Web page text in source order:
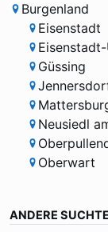
Burgenland
Eisenstadt
Güssing
Neusiedl
Oberwart
ANDERE